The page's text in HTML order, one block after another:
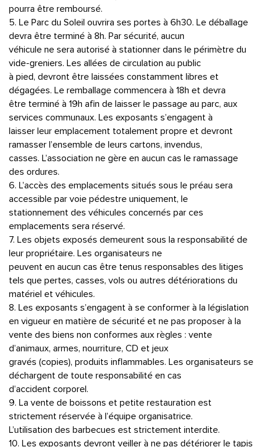
pourra être remboursé.
5. Le Parc du Soleil ouvrira ses portes à 6h30. Le déballage
devra être terminé à 8h. Par sécurité, aucun
véhicule ne sera autorisé à stationner dans le périmètre du
vide-greniers. Les allées de circulation au public
à pied, devront être laissées constamment libres et
dégagées. Le remballage commencera à 18h et devra
être terminé à 19h afin de laisser le passage au parc, aux
services communaux. Les exposants s’engagent à
laisser leur emplacement totalement propre et devront
ramasser l’ensemble de leurs cartons, invendus,
casses. L’association ne gère en aucun cas le ramassage
des ordures.
6. L’accès des emplacements situés sous le préau sera
accessible par voie pédestre uniquement, le
stationnement des véhicules concernés par ces
emplacements sera réservé.
7. Les objets exposés demeurent sous la responsabilité de
leur propriétaire. Les organisateurs ne
peuvent en aucun cas être tenus responsables des litiges
tels que pertes, casses, vols ou autres détériorations du
matériel et véhicules.
8. Les exposants s’engagent à se conformer à la législation
en vigueur en matière de sécurité et ne pas proposer à la
vente des biens non conformes aux règles : vente
d’animaux, armes, nourriture, CD et jeux
gravés (copies), produits inflammables. Les organisateurs se
déchargent de toute responsabilité en cas
d’accident corporel.
9. La vente de boissons et petite restauration est
strictement réservée à l’équipe organisatrice.
L’utilisation des barbecues est strictement interdite.
10. Les exposants devront veiller à ne pas détériorer le tapis